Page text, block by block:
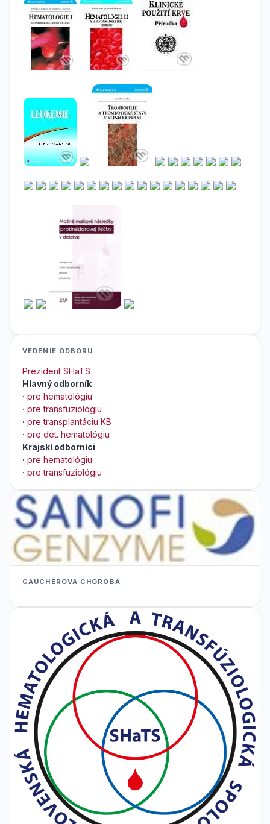
VEDENIE ODBORU
Prezident SHaTS
Hlavný odborník
· pre hematológiu
· pre transfuziológiu
· pre transplantáciu KB
· pre det. hematológiu
Krajskí odborníci
· pre hematológiu
· pre transfuziológiu
GAUCHEROVA CHOROBA